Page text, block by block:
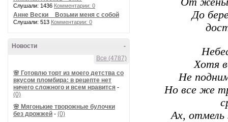
Слушали: 1436 Комментарии: 0
Анне Вески _ Возьми меня с собой
Слушали: 513 Комментарии: 0
-
Новости
Все (4787)
🌸 Готовлю торт из моего детства со
вкусом пломбира: в рецепте нет
ничего сложного и всем нравится -
(0)
🌸 Мягонькие творожные булочки
без дрожжей - (0)
До
Хотя
Не
Но все же
Ах, отмель